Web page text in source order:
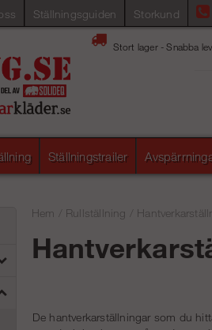
Ställningsguiden Storkund
Stort lager - Snabba
Ställningstrailer
Hem Rullställning
De hantverkarställningar som du